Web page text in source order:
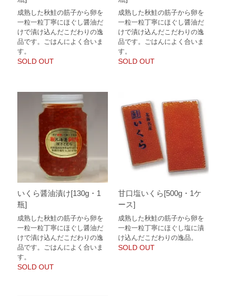
成熟した秋鮭の筋子から卵を
一粒一粒丁寧にほぐし醤油だ
けで漬け込んだこだわりの逸
品です。ごはんによく合いま
す。
SOLD OUT
成熟した秋鮭の筋子から卵を
一粒一粒丁寧にほぐし醤油だ
けで漬け込んだこだわりの逸
品です。ごはんによく合いま
す。
SOLD OUT
いくら醤油漬け[130g・1
瓶]
成熟した秋鮭の筋子から卵を
一粒一粒丁寧にほぐし醤油だ
けで漬け込んだこだわりの逸
品です。ごはんによく合いま
す。
SOLD OUT
甘口塩いくら[500g・1ケ
ース]
成熟した秋鮭の筋子から卵を
一粒一粒丁寧にほぐし塩に漬
け込んだこだわりの逸品。
SOLD OUT